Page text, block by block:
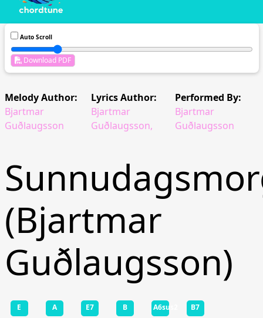
Auto Scroll
Download PDF
Melody Author:
Bjartmar
Guðlaugsson
Lyrics Author:
Bjartmar
Guðlaugsson,
Performed By:
Bjartmar
Guðlaugsson
(Bjartmar
Guðlaugsson)
E A E7 B A6sus2 B7